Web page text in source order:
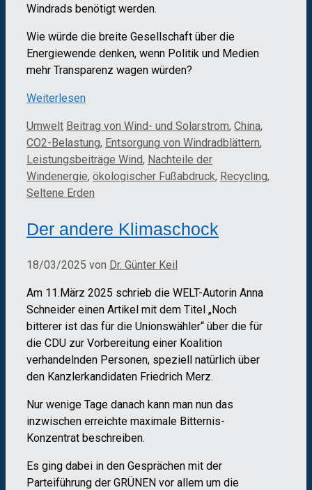
Windrads benötigt werden.
Wie würde die breite Gesellschaft über die
Energiewende denken, wenn Politik und Medien
mehr Transparenz wagen würden?
Weiterlesen
Kategorien
Umwelt Schlagwörter
Beitrag von Wind- und Solarstrom, China,
CO2-Belastung, Entsorgung von Windradblättern,
Leistungsbeiträge Wind, Nachteile der
Windenergie, ökologischer Fußabdruck, Recycling,
Seltene Erden
Der andere Klimaschock
18/03/2025 von Dr. Günter Keil
Am 11.März 2025 schrieb die WELT-Autorin Anna
Schneider einen Artikel mit dem Titel „Noch
bitterer ist das für die Unionswähler“ über die für
die CDU zur Vorbereitung einer Koalition
verhandelnden Personen, speziell natürlich über
den Kanzlerkandidaten Friedrich Merz.
Nur wenige Tage danach kann man nun das
inzwischen erreichte maximale Bitternis-
Konzentrat beschreiben.
Es ging dabei in den Gesprächen mit der
Parteiführung der GRÜNEN vor allem um die